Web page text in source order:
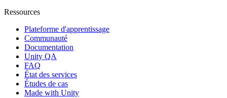
Ressources
Plateforme d'apprentissage
Communauté
Documentation
Unity QA
FAQ
État des services
Études de cas
Made with Unity